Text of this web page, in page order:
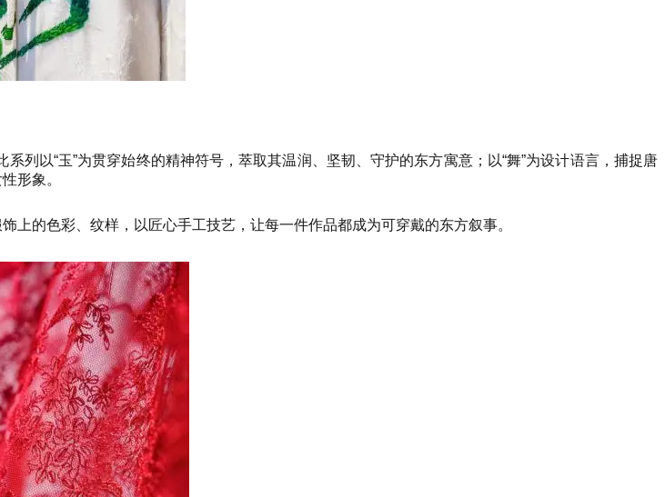
列以“玉”为贯穿始终的精神符号，萃取其温润、坚韧、守护的东方寓意；以“舞”为设计语言，捕捉唐
形象。
的色彩、纹样，以匠心手工技艺，让每一件作品都成为可穿戴的东方叙事。